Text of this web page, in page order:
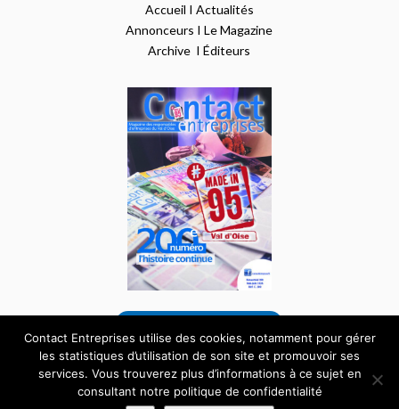
Accueil I Actualités
Annonceurs ILe Magazine
Archive IÉditeurs
Tous droits réservés – Site internet réalisé par
l’agence Pardalys | Mentions Légales|Données
Contact Entreprises utilise des cookies, notamment pour gérer
les statistiques d’utilisation de son site et promouvoir ses
services. Vous trouverez plus d’informations à ce sujet en
consultant notre politique de confidentialité